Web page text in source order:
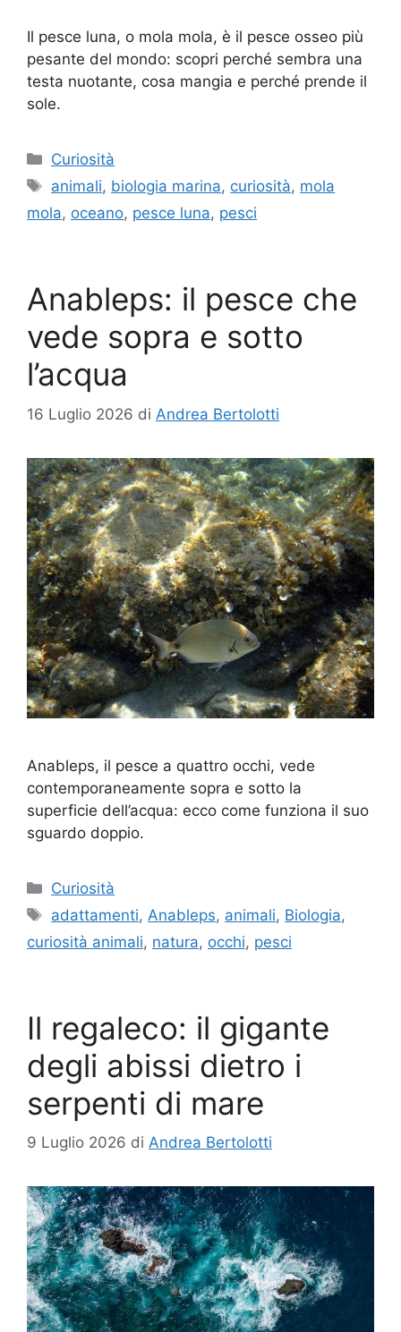
Il pesce luna, o mola mola, è il pesce osseo più
pesante del mondo: scopri perché sembra una
testa nuotante, cosa mangia e perché prende il
sole.
Categorie
Curiosità
Tag
animali, biologia marina, curiosità, mola
mola, oceano, pesce luna, pesci
Anableps: il pesce che
vede sopra e sotto
l’acqua
16 Luglio 2026 di Andrea Bertolotti
Anableps, il pesce a quattro occhi, vede
contemporaneamente sopra e sotto la
superficie dell’acqua: ecco come funziona il suo
sguardo doppio.
Categorie
Curiosità
Tag
adattamenti, Anableps, animali, Biologia,
curiosità animali, natura, occhi, pesci
Il regaleco: il gigante
degli abissi dietro i
serpenti di mare
9 Luglio 2026 di Andrea Bertolotti